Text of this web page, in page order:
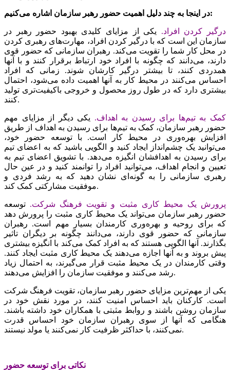
در اینجا به چند دلیل اهمیت حضور رهبر سازمان اشاره می‌‌‌کنیم:
درگیر کردن افراد. یکی از مزایای کلیدی بهبود حضور رهبر در
سازمان این است که با درگیر کردن افراد، مهارت‌‌‌های رهبری کردن
در محل کار شما را تقویت می‌‌‌کند. رهبران سازمانی که حضور قوی
دارند، می‌‌‌دانند که چگونه با افراد خود ارتباط برقرار کنند و با آنها
همدردی کنند، تا بیشتر درگیر کارشان شوند. زمانی که افراد
احساس می‌‌‌کنند در محیط کار به آنها اهمیت داده می‌شود، احتمال
بیشتری دارد که در طول روز محصول و خروجی باکیفیت‌‌‌تری تولید
کنند.
کمک به تیم‌‌‌ها برای رسیدن به اهداف. یکی دیگر از مزایای مهم
حضور رهبر سازمان، کمک به تیم‌‌‌ها برای رسیدن به اهداف از طریق
افزایش بهره‌‌‌وری در محیط کار است. با توسعه حضور خود،
می‌توانید یک چشم‌انداز ایجاد کنید و الگویی باشید که به اعضای تیم
برای رسیدن به اهدافشان انگیزه می‌‌‌دهد. با تشویق اعضای تیم به
تعیین و انجام اهداف، می‌توانید افراد را توانمند کنید و در عین حال
رهبری سازمانی را به گونه‌‌‌ای نشان دهید که به رشد فردی و
موفقیت مشارکتی کمک کند.
پرورش یک محیط کاری مثبت و تقویت فرهنگ شرکت. توسعه
حضور رهبر سازمان می‌تواند یک محیط کاری مثبت را پرورش دهد
که برای روحیه و بهره‌‌‌وری کارمندان بسیار مهم است. رهبران
سازمانی که حضور قوی دارند، می‌‌‌دانند چگونه بر دیگران تاثیر
بگذارند. آنها الگویی هستند که به افراد کمک می‌‌‌کند با انگیزه بیشتری
پیش بروند و به آنها اجازه می‌‌‌دهند یک محیط کاری مثبت ایجاد کنند.
وقتی کارمندان در یک محیط مثبت قرار می‌‌‌گیرند، به احتمال زیاد
رشد می‌‌‌کنند و موفقیت سازمان را افزایش می‌‌‌دهند.
یکی از مهم‌ترین مزایای حضور رهبر سازمان، تقویت فرهنگ شرکت
است. کارکنان باید احساس امنیت کنند، در مورد نقش خود در
سازمان روشن باشند و روابط مثبتی با همکاران خود داشته باشند.
هنگامی که آنها از سوی رهبران سازمان خود احساس قدرت
نمی‌‌‌کنند، با حداکثر ظرفیت کار نمی‌‌‌کنند یا مولد نیستند.
نکاتی برای توسعه حضور